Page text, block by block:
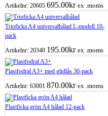
Artikelnr: 20605 695.00kr ex .moms
Trioficka A4 universalhålad L-modell 10-
pack
Artikelnr: 20340 195.00kr ex .moms
Plastfodral A3+ med glidlås 30-pack
Artikelnr: 63001 870.00kr ex .moms
Plastficka grön A4 hålad 12-pack